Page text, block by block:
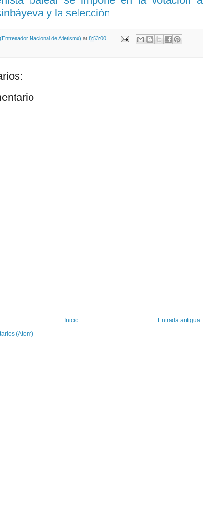
y la selección...
Nacional de Atletismo) at 8:53:00
Entrada antigua
Inicio
(Atom)